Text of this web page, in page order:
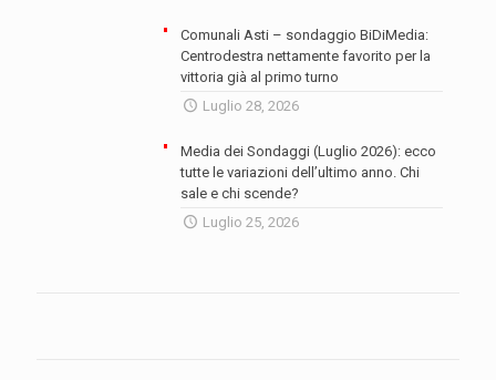
Comunali Asti – sondaggio BiDiMedia:
Centrodestra nettamente favorito per la
vittoria già al primo turno
Luglio 28, 2026
Media dei Sondaggi (Luglio 2026): ecco
tutte le variazioni dell’ultimo anno. Chi
sale e chi scende?
Luglio 25, 2026